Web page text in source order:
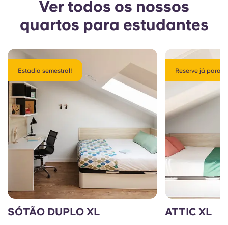
Ver todos os nossos
quartos para estudantes
Estadia semestral!
SÓTÃO DUPLO XL
Reserve já para
ATTIC XL